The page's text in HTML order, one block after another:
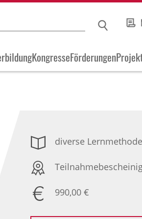
KongresseFörderungen
diverse
990,00 €